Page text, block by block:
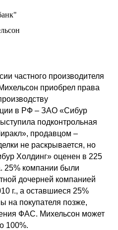
частного производителя
приобрел права
в РФ – ЗАО «Сибур
подконтрольная
продавцом –
не раскрывается, но
Холдинг» оценен в 225
25% компании были
дочерней компанией
г., а оставшиеся 25%
на покупателя позже,
ФАС. Михельсон может
100%.